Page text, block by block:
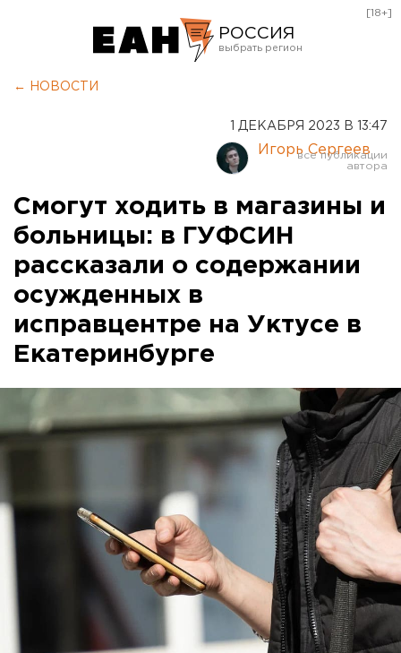
РОССИЯ
Курган
Оренбург
[18+]
← НОВОСТИ
1 ДЕКАБРЯ 2023 В 13:47
Игорь Сергеев
Смогут ходить в магазины и
больницы: в ГУФСИН
рассказали о содержании
осужденных в
исправцентре на Уктусе в
Екатеринбурге